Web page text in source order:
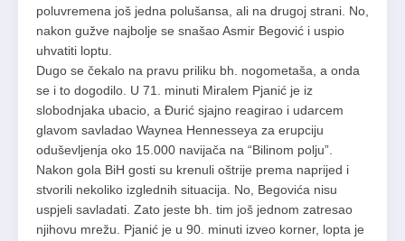
poluvremena još jedna polušansa, ali na drugoj strani. No,
nakon gužve najbolje se snašao Asmir Begović i uspio
uhvatiti loptu.
Dugo se čekalo na pravu priliku bh. nogometaša, a onda
se i to dogodilo. U 71. minuti Miralem Pjanić je iz
slobodnjaka ubacio, a Đurić sjajno reagirao i udarcem
glavom savladao Waynea Hennesseya za erupciju
oduševljenja oko 15.000 navijača na “Bilinom polju”.
Nakon gola BiH gosti su krenuli oštrije prema naprijed i
stvorili nekoliko izglednih situacija. No, Begovića nisu
uspjeli savladati. Zato jeste bh. tim još jednom zatresao
njihovu mrežu. Pjanić je u 90. minuti izveo korner, lopta je